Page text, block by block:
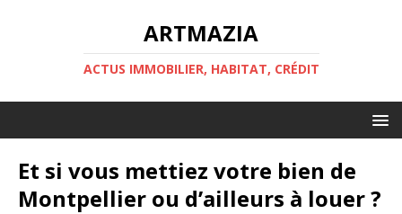
ARTMAZIA
ACTUS IMMOBILIER, HABITAT, CRÉDIT
Et si vous mettiez votre bien de
Montpellier ou d’ailleurs à louer ?